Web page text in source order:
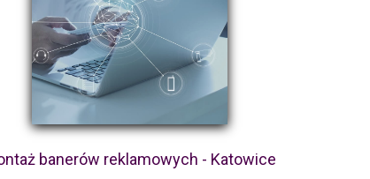
banerów reklamowych - Katowice